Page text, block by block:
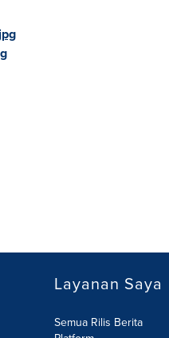
Layanan Saya
Semua Rilis Berita